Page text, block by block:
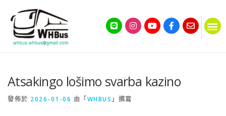
Atsakingo lošimo svarba kazino
發佈於 2026-01-06 由「WHBUS」撰寫